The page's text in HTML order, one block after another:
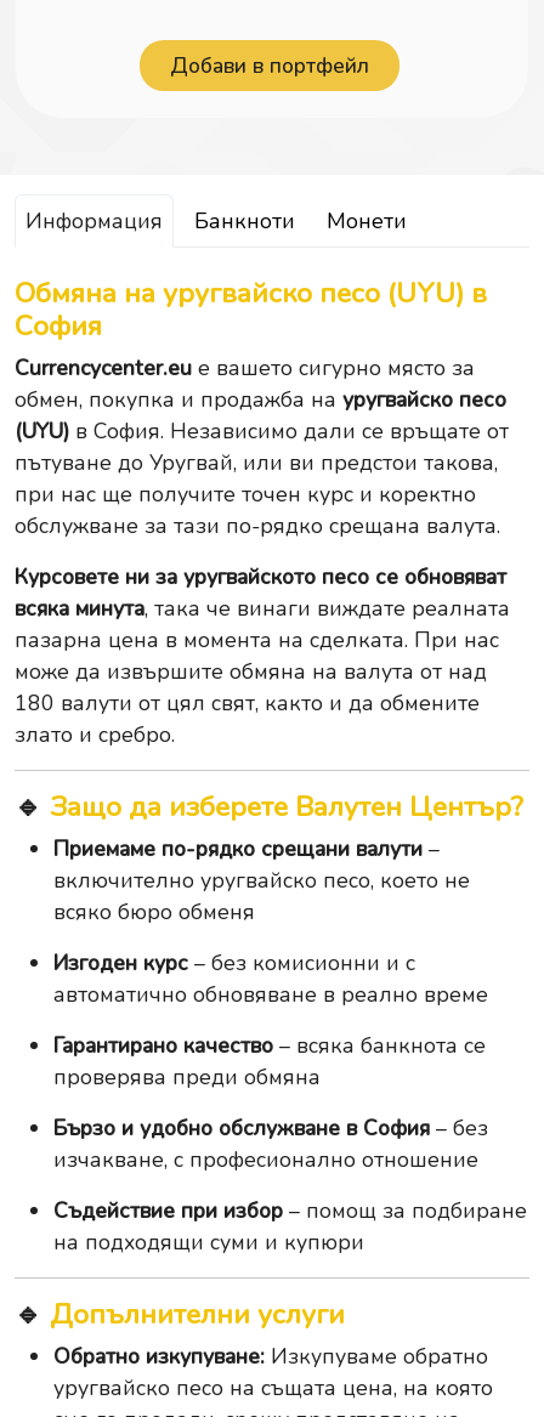
Информация Банкноти Монети
Обмяна на уругвайско песо (UYU) в
София
Currencycenter.eu е вашето сигурно място за
обмен, покупка и продажба на уругвайско песо
(UYU) в София. Независимо дали се връщате от
пътуване до Уругвай, или ви предстои такова,
при нас ще получите точен курс и коректно
обслужване за тази по-рядко срещана валута.
Курсовете ни за уругвайското песо се обновяват
всяка минута, така че винаги виждате реалната
пазарна цена в момента на сделката. При нас
може да извършите обмяна на валута от над
180 валути от цял свят, както и да обмените
злато и сребро.
🔹 Защо да изберете Валутен Център?
Приемаме по-рядко срещани валути –
включително уругвайско песо, което не
всяко бюро обменя
Изгоден курс – без комисионни и с
автоматично обновяване в реално време
Гарантирано качество – всяка банкнота се
проверява преди обмяна
Бързо и удобно обслужване в София – без
изчакване, с професионално отношение
Съдействие при избор – помощ за подбиране
на подходящи суми и купюри
🔹 Допълнителни услуги
Обратно изкупуване: Изкупуваме обратно
уругвайско песо на същата цена, на която